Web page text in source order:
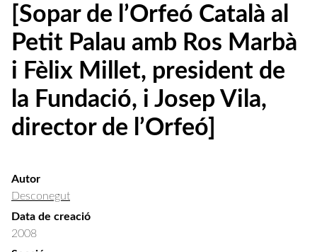
[Sopar de l’Orfeó Català al
Petit Palau amb Ros Marbà
i Fèlix Millet, president de
la Fundació, i Josep Vila,
director de l’Orfeó]
Autor
Desconegut
Data de creació
2008